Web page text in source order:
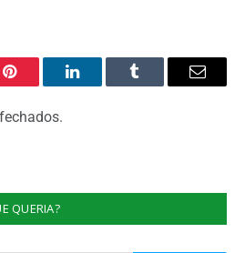
Pinterest O
Tumblr
E-
QUERIA?